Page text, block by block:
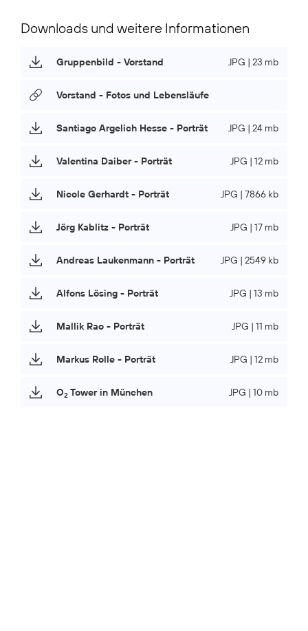
Downloads und weitere Informationen
Gruppenbild - Vorstand JPG | 23 mb
Vorstand - Fotos und Lebensläufe
Santiago Argelich Hesse - Porträt JPG | 24 mb
Valentina Daiber - Porträt JPG | 12 mb
Nicole Gerhardt - Porträt JPG | 7866 kb
Jörg Kablitz - Porträt JPG | 17 mb
Andreas Laukenmann - Porträt JPG | 2549 kb
Alfons Lösing - Porträt JPG | 13 mb
Mallik Rao - Porträt JPG | 11 mb
Markus Rolle - Porträt JPG | 12 mb
O2 Tower in München JPG | 10 mb